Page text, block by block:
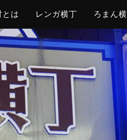
とは レンガ横丁 ろまん